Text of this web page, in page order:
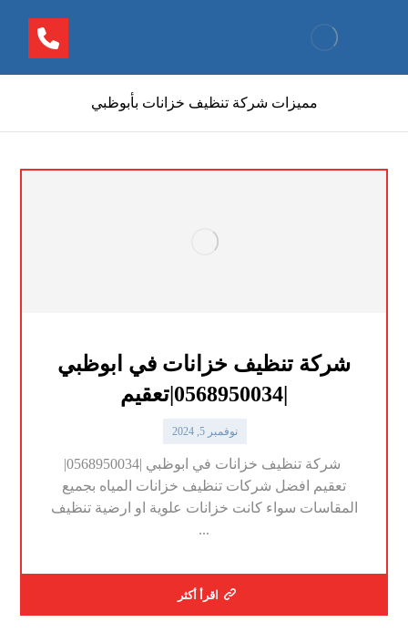
مميزات شركة تنظيف خزانات بأبوظبي
شركة تنظيف خزانات في ابوظبي
نوفمبر 5, 2024
شركة تنظيف خزانات في ابوظبي |0568950034|
تعقيم افضل شركات تنظيف خزانات المياه بجميع
المقاسات سواء كانت خزانات علوية او ارضية تنظيف
...
اقرأ أكثر